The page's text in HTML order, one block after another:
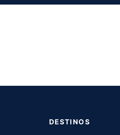
DESTINOS